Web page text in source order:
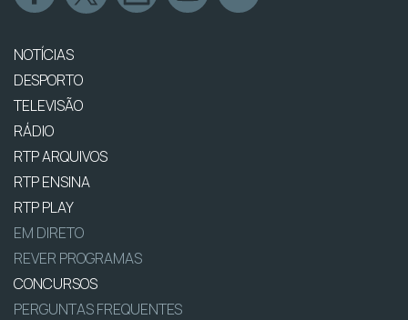
NOTÍCIAS
DESPORTO
TELEVISÃO
RÁDIO
RTP ARQUIVOS
RTP ENSINA
RTP PLAY
EM DIRETO
REVER PROGRAMAS
CONCURSOS
PERGUNTAS FREQUENTES